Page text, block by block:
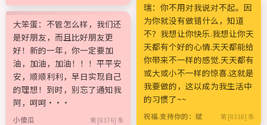
大笨蛋：不管怎么样，我们还
是好朋友，而且比好朋友更
好！新的一年，你一定要加
油，加油，加油！！！平平安
安，顺顺利利，早日实现自己
的理想！到时，别忘了通知我
阿，呵呵···
小傻瓜 第 [8376] 条
瑞：你不用对我说对不起。因
为你就没有做错什么，知道
不？我想让你快乐.我想让你天
天都有个好的心情.天天都能给
你带来不一样的感觉.天天都有
或大或小不一样的惊喜.这就是
我要做的，这以成为我生活中
的习惯了~~
祝福.支持你的：斌 第 [8318] 条